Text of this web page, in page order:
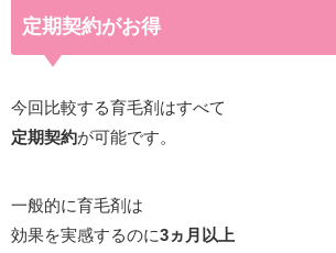
定期契約がお得
今回比較する育毛剤はすべて
定期契約が可能です。
一般的に育毛剤は
効果を実感するのに3ヵ月以上